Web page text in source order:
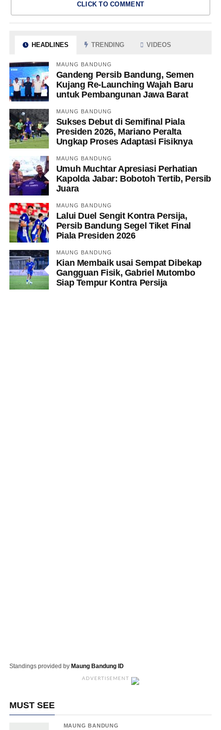
CLICK TO COMMENT
HEADLINES TRENDING VIDEOS
MAUNG BANDUNG
Gandeng Persib Bandung, Semen
Kujang Re-Launching Wajah Baru
untuk Pembangunan Jawa Barat
MAUNG BANDUNG
Sukses Debut di Semifinal Piala
Presiden 2026, Mariano Peralta
Ungkap Proses Adaptasi Fisiknya
MAUNG BANDUNG
Umuh Muchtar Apresiasi Perhatian
Kapolda Jabar: Bobotoh Tertib, Persib
Juara
MAUNG BANDUNG
Lalui Duel Sengit Kontra Persija,
Persib Bandung Segel Tiket Final
Piala Presiden 2026
MAUNG BANDUNG
Kian Membaik usai Sempat Dibekap
Gangguan Fisik, Gabriel Mutombo
Siap Tempur Kontra Persija
Standings provided by Maung Bandung ID
ADVERTISEMENT
MUST SEE
MAUNG BANDUNG